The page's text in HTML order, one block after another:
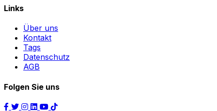
Links
Über uns
Kontakt
Tags
Datenschutz
AGB
Folgen Sie uns